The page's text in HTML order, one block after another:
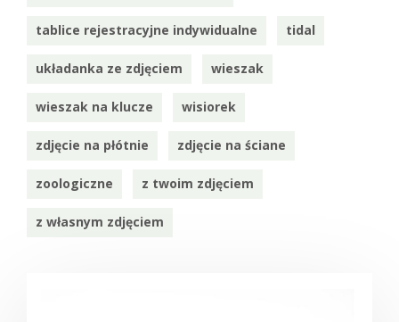
tablice rejestracyjne indywidualne tidal
układanka ze zdjęciem wieszak
wieszak na klucze wisiorek
zdjęcie na płótnie zdjęcie na ściane
zoologiczne z twoim zdjęciem
z własnym zdjęciem